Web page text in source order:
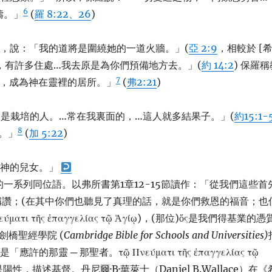
。」6 (羅 8:22、26)
說：「我的道將是圍繞她的一道火牆。」(亞 2:9 ，相較於 [希
有許多住處…我去原是為你們預備地方去。」(約 14:2) 保羅稱
成為神在靈裡的居所。」7 (弗2:21)
栽培的人。…常在我裏面的，…這人就多結果子。」(約15:1-
」8 (加 5:22)
的兒女。」
系列同位語。以弗所書第1章12-15節讀作：「從我們這些首
；(在其中你們也聽見了真理的話，就是你們救恩的福音；也
τῆς ἐπαγγελίας τῷ Ἁγίῳ)，(那位)ὅς是我們得基業的憑
橋聖經學院 (Cambridge Bible for Schools and Universities)
「應許的那靈 ─ 那聖者。τῷ Πνεύματι τῆς ἐπαγγελίας τῷ
性，描述基督。丹尼爾·B·華萊士（Daniel B.Wallace）在《